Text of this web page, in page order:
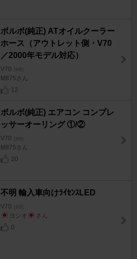
ボルボ(純正) ATオイルクーラー
ホース（アウトレット側・V70
／2000年モデル対応）
V70 [8B]
M875さん
12
ボルボ(純正) エアコン コンプレ
ッサーオーリング ①/②
V70 [8B]
M875さん
20
不明 輸入車向けﾗｲｾﾝｽLED
V70 [8B]
ヨシオ
さん
0